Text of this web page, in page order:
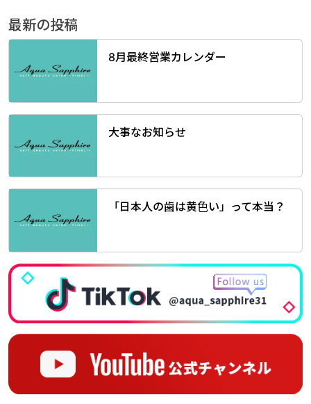
最新の投稿
8月最終営業カレンダー
大事なお知らせ
「日本人の歯は黄色い」って本当？